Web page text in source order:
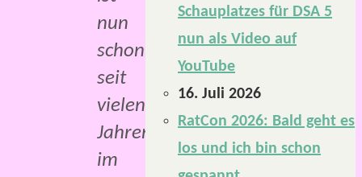
nun
schon
seit
vielen
Jahren
im
Schauplatzes für DSA 5
nun als Video auf
YouTube
16. Juli 2026
RatCon 2026: Bald geht es
los und ich bin schon